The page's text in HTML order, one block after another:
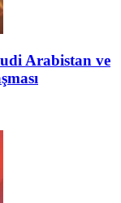
Arabistan ve